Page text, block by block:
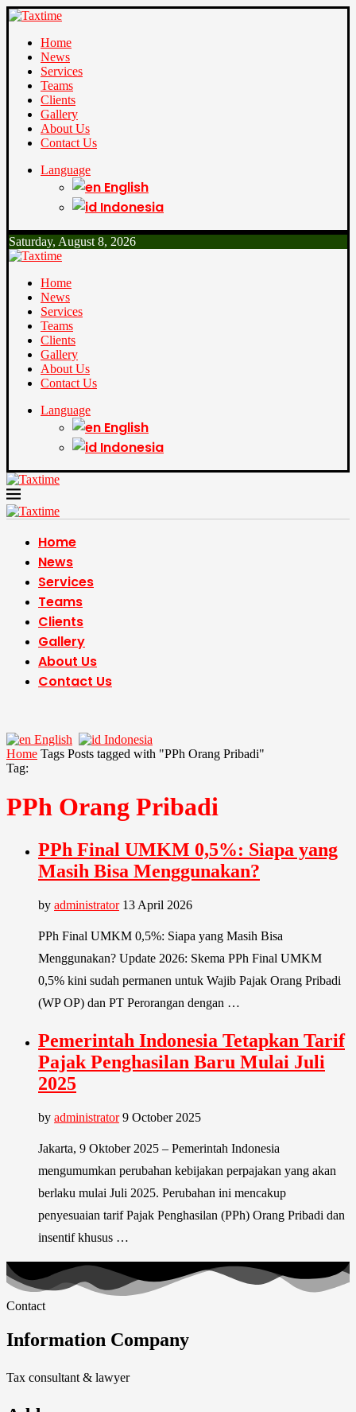
Home
News
Services
Teams
Clients
Gallery
About Us
Contact Us
Language
English
Indonesia
Saturday, August 8, 2026
Home
News
Services
Teams
Clients
Gallery
About Us
Contact Us
Language
English
Indonesia
Home
News
Services
Teams
Clients
Gallery
About Us
Contact Us
English
Indonesia
Home Tags Posts tagged with "PPh Orang Pribadi"
Tag:
PPh Orang Pribadi
PPh Final UMKM 0,5%: Siapa yang
Masih Bisa Menggunakan?
by administrator 13 April 2026
PPh Final UMKM 0,5%: Siapa yang Masih Bisa
Menggunakan? Update 2026: Skema PPh Final UMKM
0,5% kini sudah permanen untuk Wajib Pajak Orang Pribadi
(WP OP) dan PT Perorangan dengan …
Pemerintah Indonesia Tetapkan Tarif
Pajak Penghasilan Baru Mulai Juli
2025
by administrator 9 October 2025
Jakarta, 9 Oktober 2025 – Pemerintah Indonesia
mengumumkan perubahan kebijakan perpajakan yang akan
berlaku mulai Juli 2025. Perubahan ini mencakup
penyesuaian tarif Pajak Penghasilan (PPh) Orang Pribadi dan
insentif khusus …
Contact
Information Company
Tax consultant & lawyer